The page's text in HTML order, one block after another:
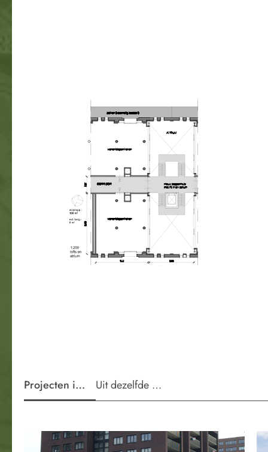
Projecten in de wijkUit dezelfde periode